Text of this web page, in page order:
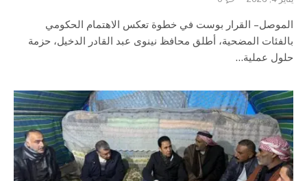
الموصل – القرار بوست في خطوة تعكس الاهتمام الحكومي
بالفئات المضحية، أطلق محافظ نينوى عبد القادر الدخيل، حزمة
حلول عملية…